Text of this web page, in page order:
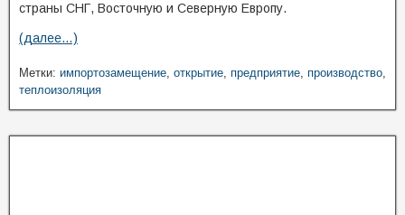
страны СНГ, Восточную и Северную Европу.
(далее…)
Метки: импортозамещение, открытие, предприятие, производство,
теплоизоляция